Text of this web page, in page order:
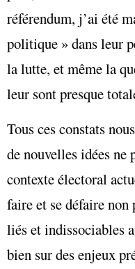
référendum, j’ai été
politique » dans leur
la lutte, et même la
leur sont presque
Tous ces constats
de nouvelles idées ne
contexte électoral
faire et se défaire non
liés et indissociables
bien sur des enjeux